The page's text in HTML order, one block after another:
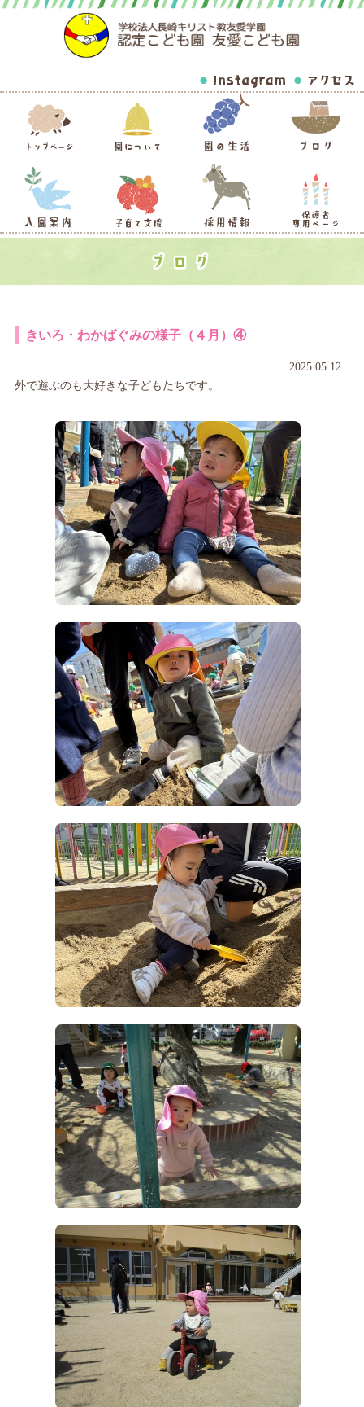
きいろ・わかばぐみの様子（４月）④
2025.05.12
外で遊ぶのも大好きな子どもたちです。